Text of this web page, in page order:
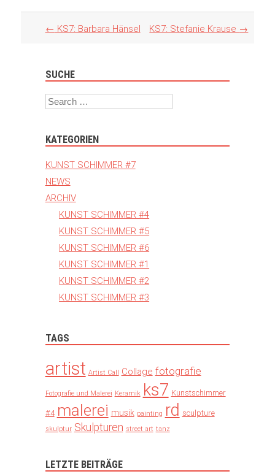
Artikel
← KS7: Barbara Hänsel KS7: Stefanie Krause →
SUCHE
Search
KATEGORIEN
KUNST SCHIMMER #7
NEWS
ARCHIV
KUNST SCHIMMER #4
KUNST SCHIMMER #5
KUNST SCHIMMER #6
KUNST SCHIMMER #1
KUNST SCHIMMER #2
KUNST SCHIMMER #3
TAGS
artist Artist Call Collage fotografie
Fotografie und Malerei Keramik ks7 Kunstschimmer
#4 malerei musik painting rd sculpture
skulptur Skulpturen street art tanz
LETZTE BEITRÄGE